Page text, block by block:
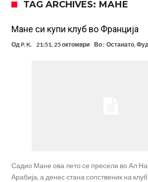
Прекините за хидрација станаа бизнис:
укине
Француски судија обвинет за семејно
18 месеци затвор
Ова никогаш не му се случило на Новак:
TAG ARCHIVES: МАНЕ
Мане си купи клуб во Франција
Од P. K. 21:51, 25 октомври Во : Останато,
Садио Мане ова лето се пресели во Ал
Арабија, а денес стана сопственик на